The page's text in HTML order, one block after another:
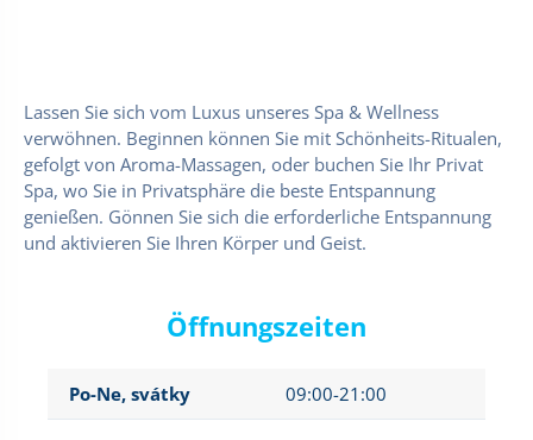
Lassen Sie sich vom Luxus unseres Spa & Wellness
verwöhnen. Beginnen können Sie mit Schönheits-Ritualen,
gefolgt von Aroma-Massagen, oder buchen Sie Ihr Privat
Spa, wo Sie in Privatsphäre die beste Entspannung
genießen. Gönnen Sie sich die erforderliche Entspannung
und aktivieren Sie Ihren Körper und Geist.
Öffnungszeiten
Po-Ne, svátky 09:00-21:00